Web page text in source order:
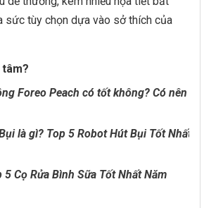
sức tùy chọn dựa vào sở thích của
tâm?
Foreo Peach có tốt không? Có nên
là gì? Top 5 Robot Hút Bụi Tốt Nhất
5 Cọ Rửa Bình Sữa Tốt Nhất Năm